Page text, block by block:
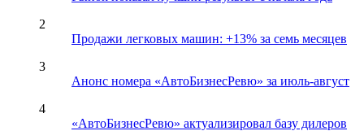
2
Продажи легковых машин: +13% за семь месяцев
3
Анонс номера «АвтоБизнесРевю» за июль-август
4
«АвтоБизнесРевю» актуализировал базу дилеров